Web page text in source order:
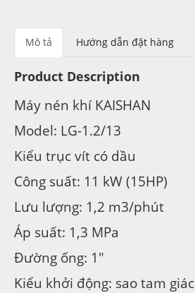
Mô tả Hướng dẫn đặt hàng
Product Description
Máy nén khí KAISHAN
Model: LG-1.2/13
Kiểu trục vít có dầu
Công suất: 11 kW (15HP)
Lưu lượng: 1,2 m3/phút
Áp suất: 1,3 MPa
Đường ống: 1″
Kiểu khởi động: sao tam giác